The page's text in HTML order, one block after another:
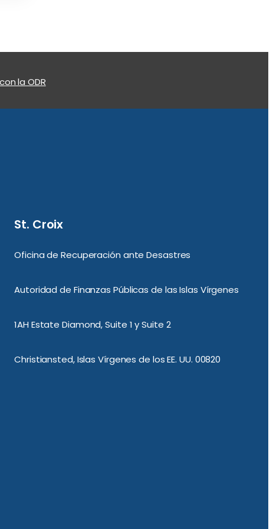
la ODR
St. Croix
Oficina de Recuperación ante Desastres
Autoridad de Finanzas Públicas de las Islas Vírgenes
1AH Estate Diamond, Suite 1 y Suite 2
Christiansted, Islas Vírgenes de los EE. UU. 00820